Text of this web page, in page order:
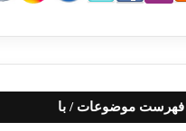
فهرست موضوعات / با